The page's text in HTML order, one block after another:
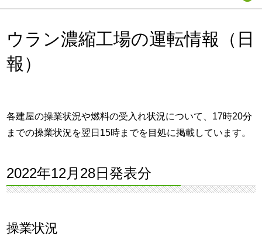
ウラン濃縮工場の運転情報（日
報）
各建屋の操業状況や燃料の受入れ状況について、17時20分
までの操業状況を翌日15時までを目処に掲載しています。
2022年12月28日発表分
操業状況